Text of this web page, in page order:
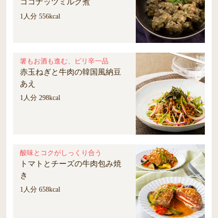
ココナッツミルク煮
1人分 556kcal
箸もお酒も進む、ピリ辛一品
赤玉ねぎと牛肉の韓国風納豆
あえ
1人分 298kcal
酸味とコクがしっくり合う
トマトとチーズの牛肉包み焼
き
1人分 658kcal